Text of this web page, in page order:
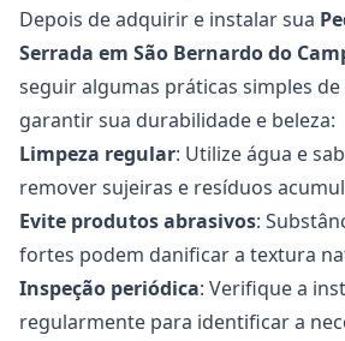
Depois de adquirir e instalar sua
Serrada em São Bernardo do
seguir algumas práticas simples
garantir sua durabilidade e beleza:
Limpeza regular: Utilize água e
remover sujeiras e resíduos
Evite produtos abrasivos:
fortes podem danificar a textura
Inspeção periódica: Verifique a
regularmente para identificar a